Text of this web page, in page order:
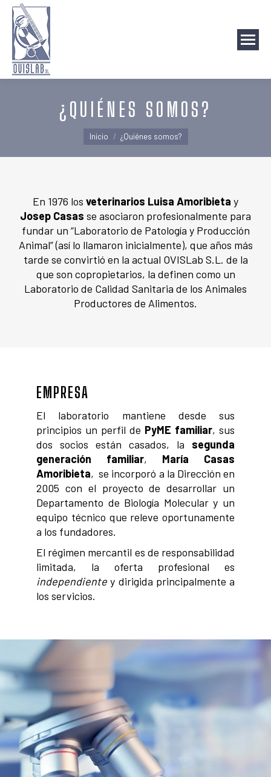
¿QUIÉNES SOMOS?
Estás aquí:
Inicio ¿Quiénes somos?
En 1976 los veterinarios Luisa Amoribieta y
Josep Casas se asociaron profesionalmente para
fundar un “Laboratorio de Patología y Producción
Animal” (así lo llamaron inicialmente), que años más
tarde se convirtió en la actual OVISLab S.L. de la
que son copropietarios, la definen como un
Laboratorio de Calidad Sanitaria de los Animales
Productores de Alimentos.
EMPRESA
El laboratorio mantiene desde sus
principios un perfil de PyME familiar, sus
dos socios están casados, la segunda
generación familiar, María Casas
Amoribieta, se incorporó a la Dirección en
2005 con el proyecto de desarrollar un
Departamento de Biología Molecular y un
equipo técnico que releve oportunamente
a los fundadores.
El régimen mercantil es de responsabilidad
limitada, la oferta profesional es
independiente y dirigida principalmente a
los servicios.